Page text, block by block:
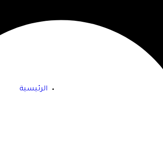
الرئيسية